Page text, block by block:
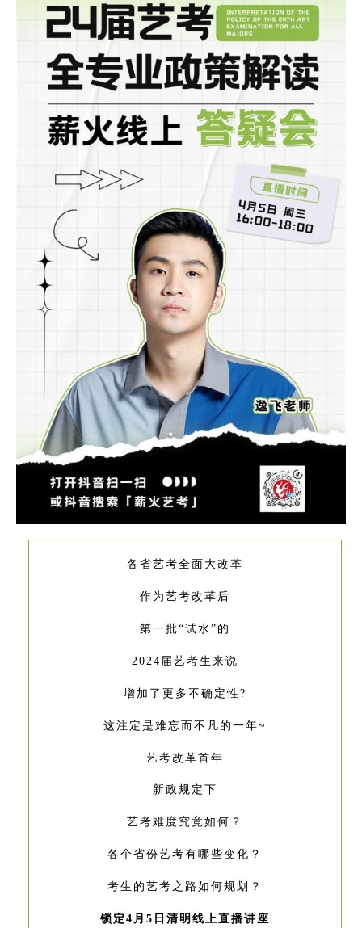
各省艺考全面大改革
作为艺考改革后
第一批“试水”的
2024届艺考生来说
增加了更多不确定性?
这注定是难忘而不凡的一年~
艺考改革首年
新政规定下
艺考难度究竟如何？
各个省份艺考有哪些变化？
考生的艺考之路如何规划？
锁定4月5日清明线上直播讲座